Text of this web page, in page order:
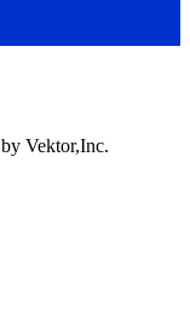
by Vektor,Inc.